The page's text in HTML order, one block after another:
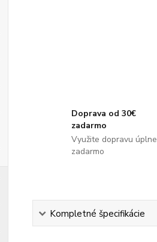
Doprava od 30€
zadarmo
Využite dopravu úplne
zadarmo
Kompletné špecifikácie